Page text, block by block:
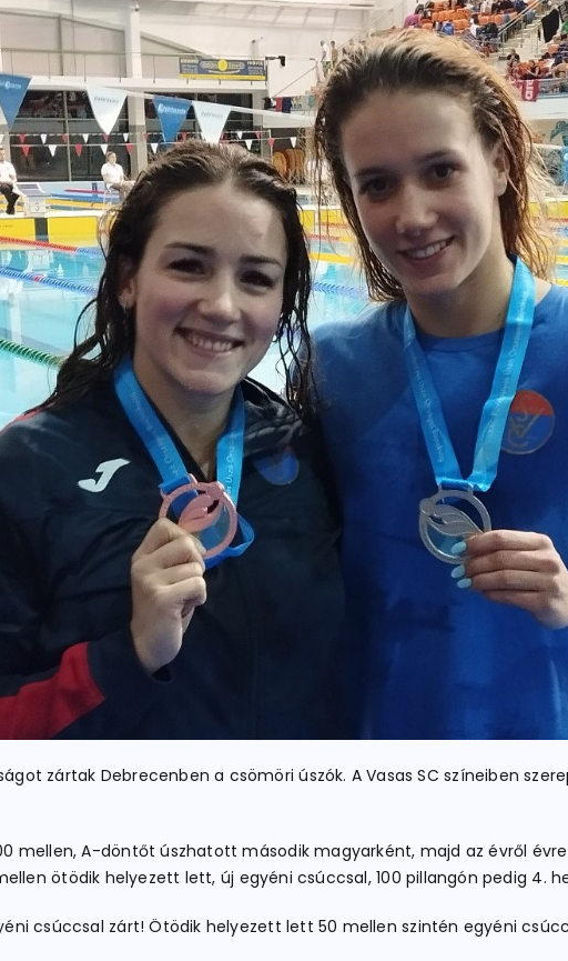
zártak Debrecenben a csömöri úszók. A Vasas SC színeiben
mellen, A-döntőt úszhatott második magyarként, majd az évről
ötödik helyezett lett, új egyéni csúccsal, 100 pillangón pedig 4.
csúccsal zárt! Ötödik helyezett lett 50 mellen szintén egyéni